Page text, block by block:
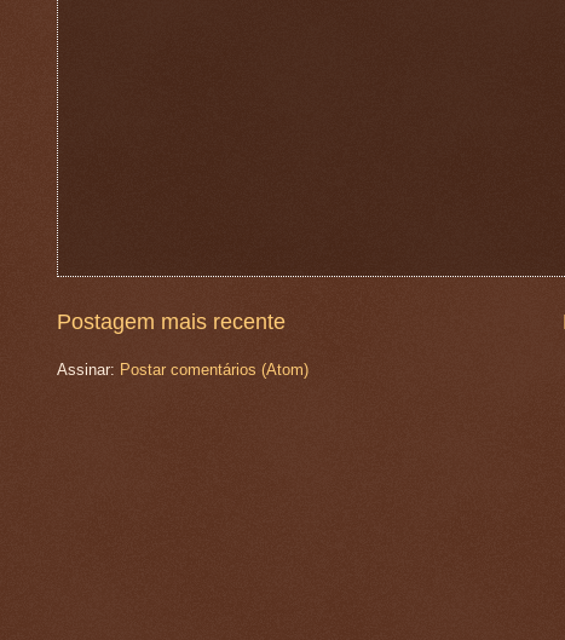
Postagem mais recente
Assinar: Postar comentários (Atom)